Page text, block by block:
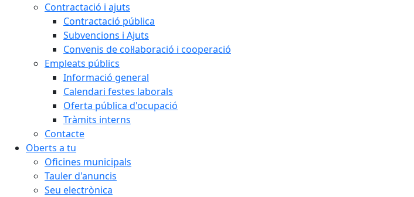
Contractació i ajuts
Contractació pública
Subvencions i Ajuts
Convenis de col·laboració i cooperació
Empleats públics
Informació general
Calendari festes laborals
Oferta pública d'ocupació
Tràmits interns
Contacte
Oberts a tu
Oficines municipals
Tauler d'anuncis
Seu electrònica